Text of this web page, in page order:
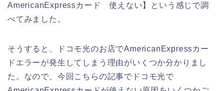
AmericanExpressカード 使えない】という感じで調
べてみました。
そうすると、ドコモ光のお店でAmericanExpressカー
ドエラーが発生してしまう理由がいくつか分かりまし
た。なので、今回こちらの記事でドコモ光で